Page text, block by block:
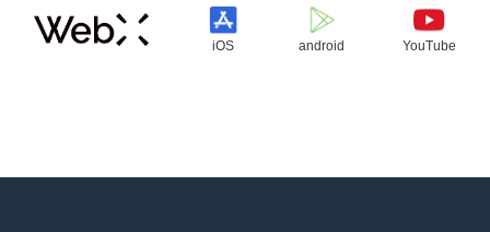
iOS android YouTube